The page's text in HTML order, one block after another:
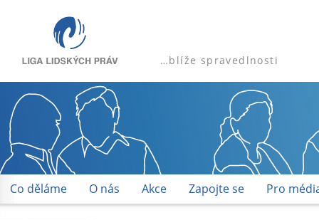
…blíže spravedlnosti
Co děláme O nás Akce Zapojte se Pro